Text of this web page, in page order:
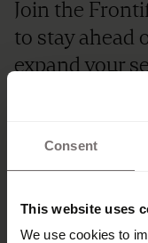
Consent
This website uses
We use cookies to
Join the
to stay ahead
expand your
while